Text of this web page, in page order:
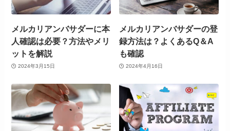
メルカリアンバサダーに本
人確認は必要？方法やメリ
ットを解説
2024年3月15日
メルカリアンバサダーの登
録方法は？よくあるQ＆A
も確認
2024年4月16日